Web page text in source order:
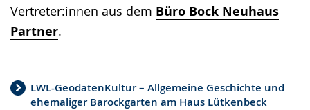
Vertreter:innen aus dem Büro Bock Neuhaus
Partner.
LWL-GeodatenKultur – Allgemeine Geschichte und
ehemaliger Barockgarten am Haus Lütkenbeck